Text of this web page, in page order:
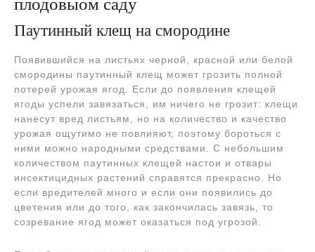
Паутинный клещ на смородине
Появившийся на листьях черной, красной или белой
смородины паутинный клещ может грозить полной
потерей урожая ягод. Если до появления клещей
ягоды успели завязаться, им ничего не грозит: клещи
нанесут вред листьям, но на количество и качество
урожая ощутимо не повлияют, поэтому бороться с
ними можно народными средствами. С небольшим
количеством паутинных клещей настои и отвары
инсектицидных растений справятся прекрасно. Но
если вредителей много и если они появились до
цветения или до того, как закончилась завязь, то
созревание ягод может оказаться под угрозой.